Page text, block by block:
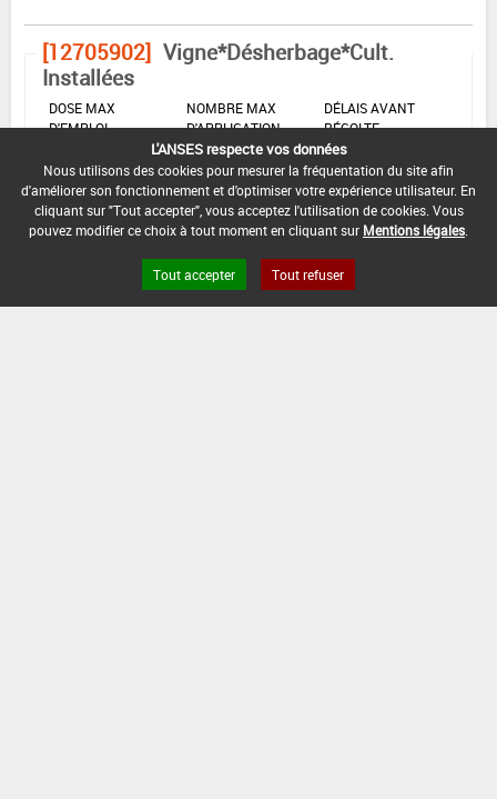
[12705902] Vigne*Désherbage*Cult.
Installées
DOSE MAX
D'EMPLOI
NOMBRE MAX
D'APPLICATION
DÉLAIS AVANT
RÉCOLTE
2,25 kg/ha - -
INTERVALLE MINIMUM ENTRE APPLICATIONS :
DATE DE RETRAIT DE L'USAGE :
L'ANSES respecte vos données
Nous utilisons des cookies pour mesurer la fréquentation du site afin
d'améliorer son fonctionnement et d'optimiser votre expérience utilisateur. En
cliquant sur "Tout accepter", vous acceptez l'utilisation de cookies. Vous
pouvez modifier ce choix à tout moment en cliquant sur Mentions légales
Tout accepter Tout refuser